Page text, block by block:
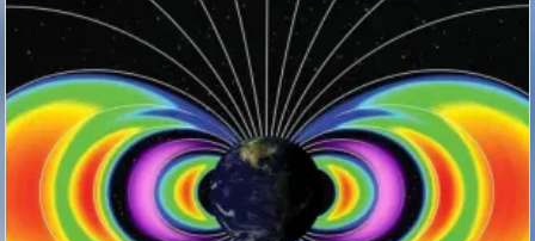
Posted
in